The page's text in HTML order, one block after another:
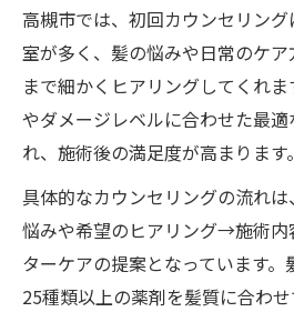
高槻市では、初回カウンセリン
室が多く、髪の悩みや日常のケ
まで細かくヒアリングしてくれ
やダメージレベルに合わせた最
れ、施術後の満足度が高まります。
具体的なカウンセリングの流れ
悩みや希望のヒアリング→施術
ターケアの提案となっています。
25種類以上の薬剤を髪質に合わ